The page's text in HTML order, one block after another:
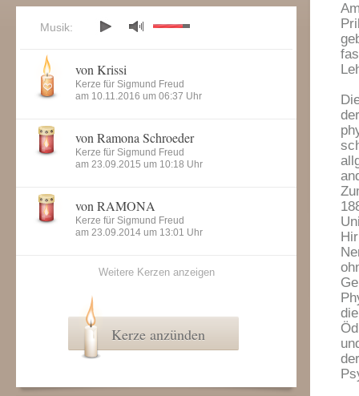
Musik:
von Krissi
Kerze für Sigmund Freud
am 10.11.2016 um 06:37 Uhr
von Ramona Schroeder
Kerze für Sigmund Freud
am 23.09.2015 um 10:18 Uhr
von RAMONA
Kerze für Sigmund Freud
am 23.09.2014 um 13:01 Uhr
Weitere Kerzen anzeigen
Kerze anzünden